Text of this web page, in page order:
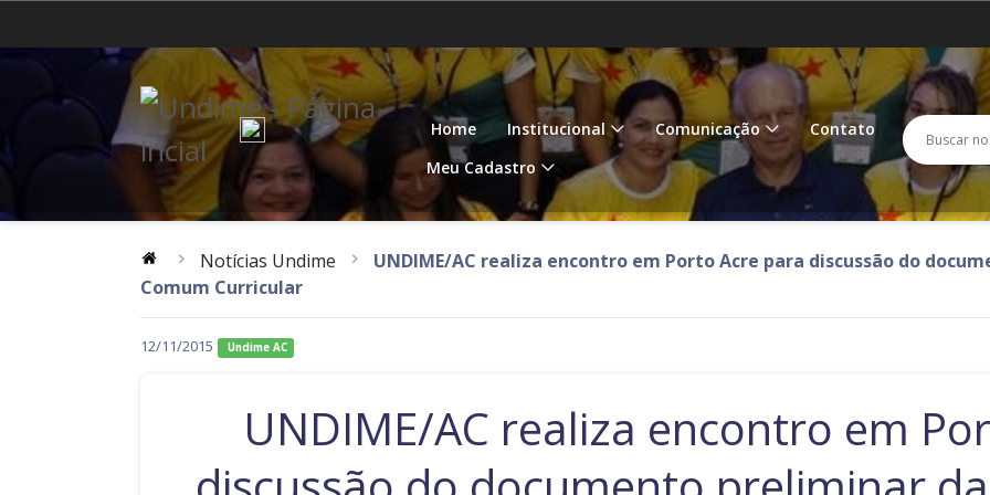
PARA
CONTEÚDO
Distrito Federal Espírito Santo Goiás Maranhão
Mato Grosso Pará Paraíba Pernambuco
Rio de Janeiro Rio Grande do Norte Roraima
Santa Catarina São Paulo Tocantins
Home Institucional Comunicação
Contato
Meu Cadastro
no
Notícias Undime
UNDIME/AC realiza encontro em Porto Acre para discussão do
Comum Curricular
12/11/2015 Undime AC
UNDIME/AC realiza encontro em